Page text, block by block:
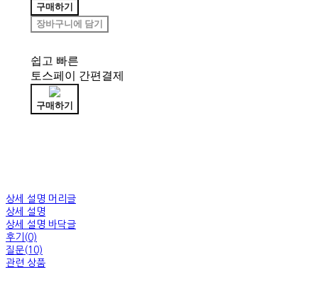
구매하기
장바구니에 담기
쉽고 빠른
토스페이 간편결제
구매하기
상세 설명 머리글
상세 설명
상세 설명 바닥글
후기(0)
질문(10)
관련 상품